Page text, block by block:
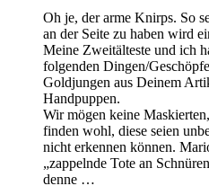
Oh je, der arme Knirps. So
an der Seite zu haben wird
Meine Zweitälteste und ich
folgenden Dingen/
Goldjungen aus Deinem
Handpuppen.
Wir mögen keine
finden wohl, diese seien
nicht erkennen können.
„zappelnde Tote an
denne …